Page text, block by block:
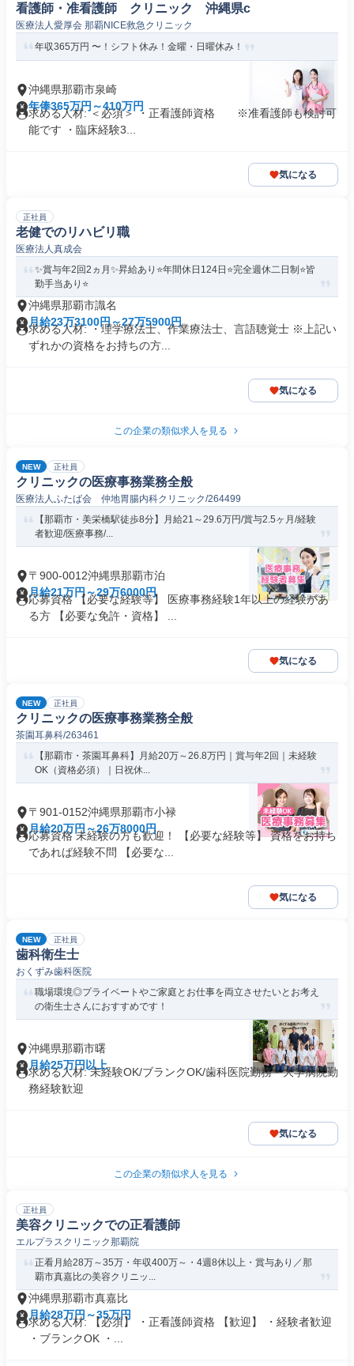
看護師・准看護師 クリニック 沖縄県c
医療法人愛厚会 那覇NICE救急クリニック
年収365万円 〜！シフト休み！金曜・日曜休み！
沖縄県那覇市泉崎
年俸365万円～410万円
求める人材: ＜必須＞ ・正看護師資格 ※准看護師も検討可
能です ・臨床経験3...
気になる
正社員
老健でのリハビリ職
医療法人真成会
✨賞与年2回2ヵ月✨昇給あり⭐️年間休日124日⭐️完全週休二日制⭐️皆
勤手当あり⭐️
沖縄県那覇市識名
月給23万3100円～27万5900円
求める人材: ・理学療法士、作業療法士、言語聴覚士 ※上記い
ずれかの資格をお持ちの方...
気になる
この企業の類似求人を見る
NEW 正社員
クリニックの医療事務業務全般
医療法人ふたば会 仲地胃腸内科クリニック/264499
【那覇市・美栄橋駅徒歩8分】月給21～29.6万円/賞与2.5ヶ月/経験
者歓迎/医療事務/...
〒900-0012沖縄県那覇市泊
月給21万円～29万6000円
応募資格 【必要な経験等】 医療事務経験1年以上の経験があ
る方 【必要な免許・資格】 ...
気になる
NEW 正社員
クリニックの医療事務業務全般
茶園耳鼻科/263461
【那覇市・茶園耳鼻科】月給20万～26.8万円｜賞与年2回｜未経験
OK（資格必須）｜日祝休...
〒901-0152沖縄県那覇市小禄
月給20万円～26万8000円
応募資格 未経験の方も歓迎！ 【必要な経験等】 資格をお持ち
であれば経験不問 【必要な...
気になる
NEW 正社員
歯科衛生士
おくずみ歯科医院
職場環境◎プライベートやご家庭とお仕事を両立させたいとお考え
の衛生士さんにおすすめです！
沖縄県那覇市曙
月給25万円以上
求める人材: 未経験OK/ブランクOK/歯科医院勤務・大学病院勤
務経験歓迎
気になる
この企業の類似求人を見る
正社員
美容クリニックでの正看護師
エルプラスクリニック那覇院
正看月給28万～35万・年収400万～・4週8休以上・賞与あり／那
覇市真嘉比の美容クリニッ...
沖縄県那覇市真嘉比
月給28万円～35万円
求める人材: 【必須】 ・正看護師資格 【歓迎】 ・経験者歓迎
・ブランクOK ・...